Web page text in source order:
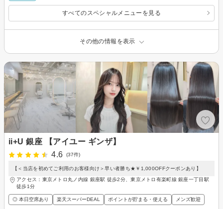
すべてのスペシャルメニューを見る
その他の情報を表示
ii+U 銀座 【アイユー ギンザ】
4.6
(37件)
【＜当店を初めてご利用のお客様向け＞早い者勝ち★￥1,000OFFクーポンあり】
アクセス：東京メトロ丸ノ内線 銀座駅 徒歩2分、東京メトロ有楽町線 銀座一丁目駅
徒歩1分
◎ 本日空席あり 楽天スーパーDEAL ポイントが貯まる・使える メンズ歓迎